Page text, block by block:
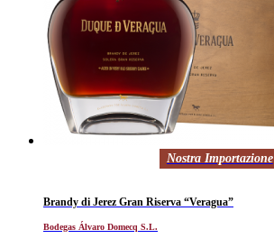
Nostra Importazione
Brandy di Jerez Gran Riserva “Veragua”
Bodegas Álvaro Domecq S.L.